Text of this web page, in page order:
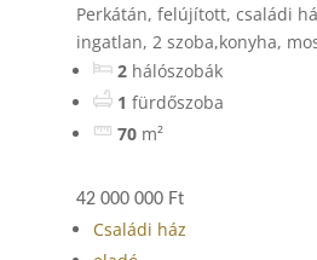
Perkátán, felújított, családi
ingatlan, 2 szoba,konyha,
2 hálószobák
1 fürdőszoba
70 m²
42 000 000 Ft
Családi ház